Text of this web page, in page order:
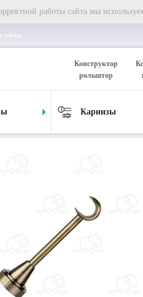
работы сайта мы
сейчас
Конструктор
рольштор
Карнизы